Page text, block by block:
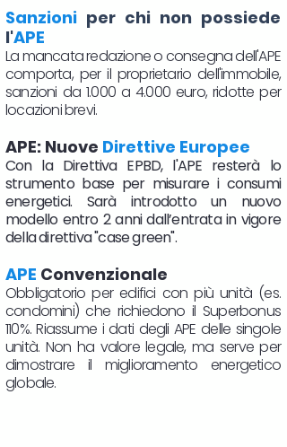
Sanzioni per chi non possiede
l'APE
La mancata redazione o consegna dell'APE
comporta, per il proprietario dell'immobile,
sanzioni da 1.000 a 4.000 euro, ridotte per
locazioni brevi.
APE: Nuove Direttive Europee
Con la Direttiva EPBD, l'APE resterà lo
strumento base per misurare i consumi
energetici. Sarà introdotto un nuovo
modello entro 2 anni dall’entrata in vigore
della direttiva "case green".
APE Convenzionale
Obbligatorio per edifici con più unità (es.
condomini) che richiedono il Superbonus
110%. Riassume i dati degli APE delle singole
unità. Non ha valore legale, ma serve per
dimostrare il miglioramento energetico
globale.